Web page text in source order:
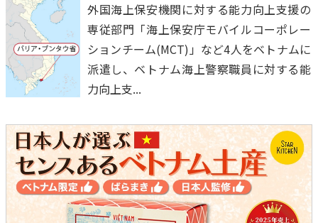
外国海上保安機関に対する能力向上支援の
専従部門「海上保安庁モバイルコーポレー
ションチーム(MCT)」など4人をベトナムに
派遣し、ベトナム海上警察職員に対する能
力向上支...